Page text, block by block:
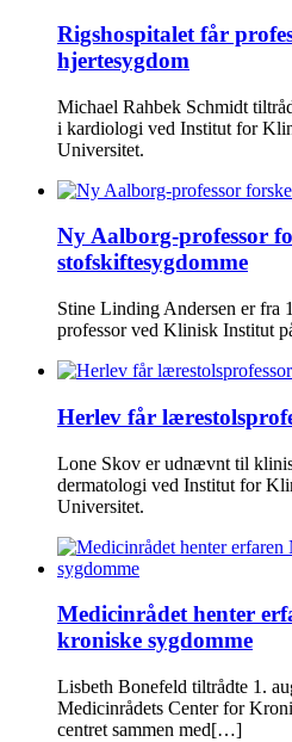
Rigshospitalet får
hjertesygdom
Michael Rahbek Schmidt
i kardiologi ved Institut for
Universitet.
Ny Aalborg-professor
stofskiftesygdomme
Stine Linding Andersen er fra
professor ved Klinisk Institut
Herlev får
Lone Skov er udnævnt til
dermatologi ved Institut for
Universitet.
Medicinrådet henter
kroniske sygdomme
Lisbeth Bonefeld tiltrådte 1.
Medicinrådets Center for
centret sammen med[…]